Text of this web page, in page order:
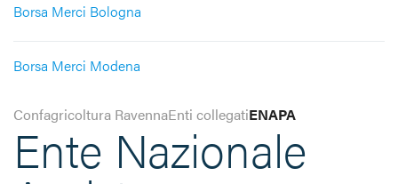
Borsa Merci Bologna
Borsa Merci Modena
Confagricoltura RavennaEnti collegatiENAPA
Ente Nazionale